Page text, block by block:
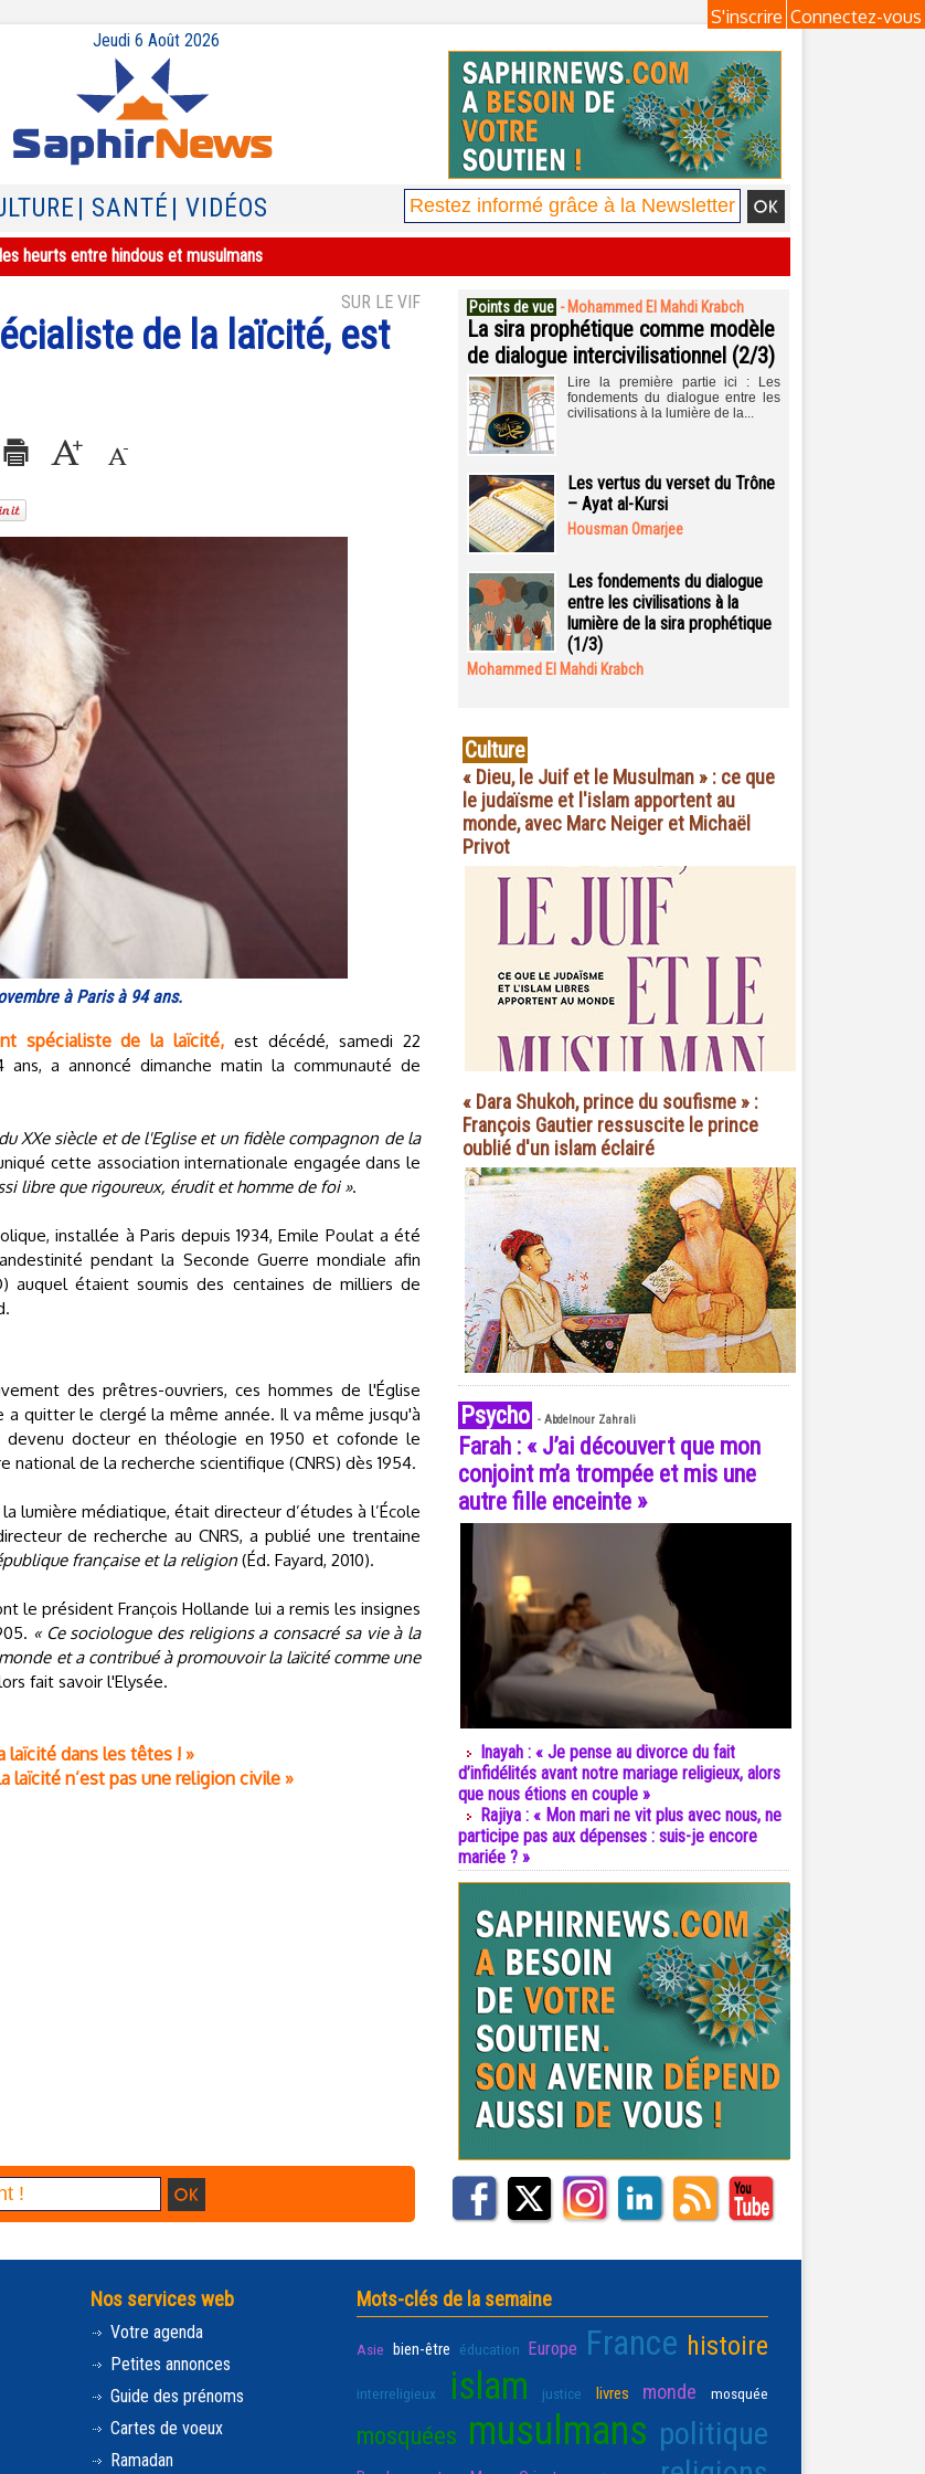
Connectez-vous
S'inscrire
Jeudi 6 Août 2026
| SANTÉ | VIDÉOS
heurts entre hindous et musulmans
SUR LE VIF
de la laïcité, est
à Paris à 94 ans.
spécialiste de la laïcité, est décédé, samedi 22
a annoncé dimanche matin la communauté de
XXe siècle et de l'Eglise et un fidèle compagnon de la
cette association internationale engagée dans le
libre que rigoureux, érudit et homme de foi ».
installée à Paris depuis 1934, Emile Poulat a été
pendant la Seconde Guerre mondiale afin
auquel étaient soumis des centaines de milliers de
des prêtres-ouvriers, ces hommes de l'Église
quitter le clergé la même année. Il va même jusqu'à
docteur en théologie en 1950 et cofonde le
de la recherche scientifique (CNRS) dès 1954.
lumière médiatique, était directeur d’études à l’École
de recherche au CNRS, a publié une trentaine
française et la religion (Éd. Fayard, 2010).
le président François Hollande lui a remis les insignes
« Ce sociologue des religions a consacré sa vie à la
et a contribué à promouvoir la laïcité comme une
fait savoir l'Elysée.
laïcité dans les têtes ! »
laïcité n’est pas une religion civile »
Points de vue - Mohammed El Mahdi Krabch
La sira prophétique comme modèle
de dialogue intercivilisationnel (2/3)
Lire la première partie ici : Les
fondements du dialogue entre les
civilisations à la lumière de la...
Les vertus du verset du Trône
– Ayat al-Kursi
Housman Omarjee
Les fondements du dialogue
entre les civilisations à la
lumière de la sira prophétique
(1/3)
Mohammed El Mahdi Krabch
Culture
« Dieu, le Juif et le Musulman » : ce que
le judaïsme et l'islam apportent au
monde, avec Marc Neiger et Michaël
Privot
« Dara Shukoh, prince du soufisme » :
François Gautier ressuscite le prince
oublié d'un islam éclairé
Psycho - Abdelnour Zahrali
Farah : « J’ai découvert que mon
conjoint m’a trompée et mis une
autre fille enceinte »
Inayah : « Je pense au divorce du fait
d’infidélités avant notre mariage religieux, alors
que nous étions en couple »
Rajiya : « Mon mari ne vit plus avec nous, ne
participe pas aux dépenses : suis-je encore
mariée ? »
Nos services web
Votre agenda
Petites annonces
Guide des prénoms
Cartes de voeux
Ramadan
Mots-clés de la semaine
Asie bien-être éducation Europe France histoire
interreligieux islam justice livres monde mosquée
mosquées musulmans politique